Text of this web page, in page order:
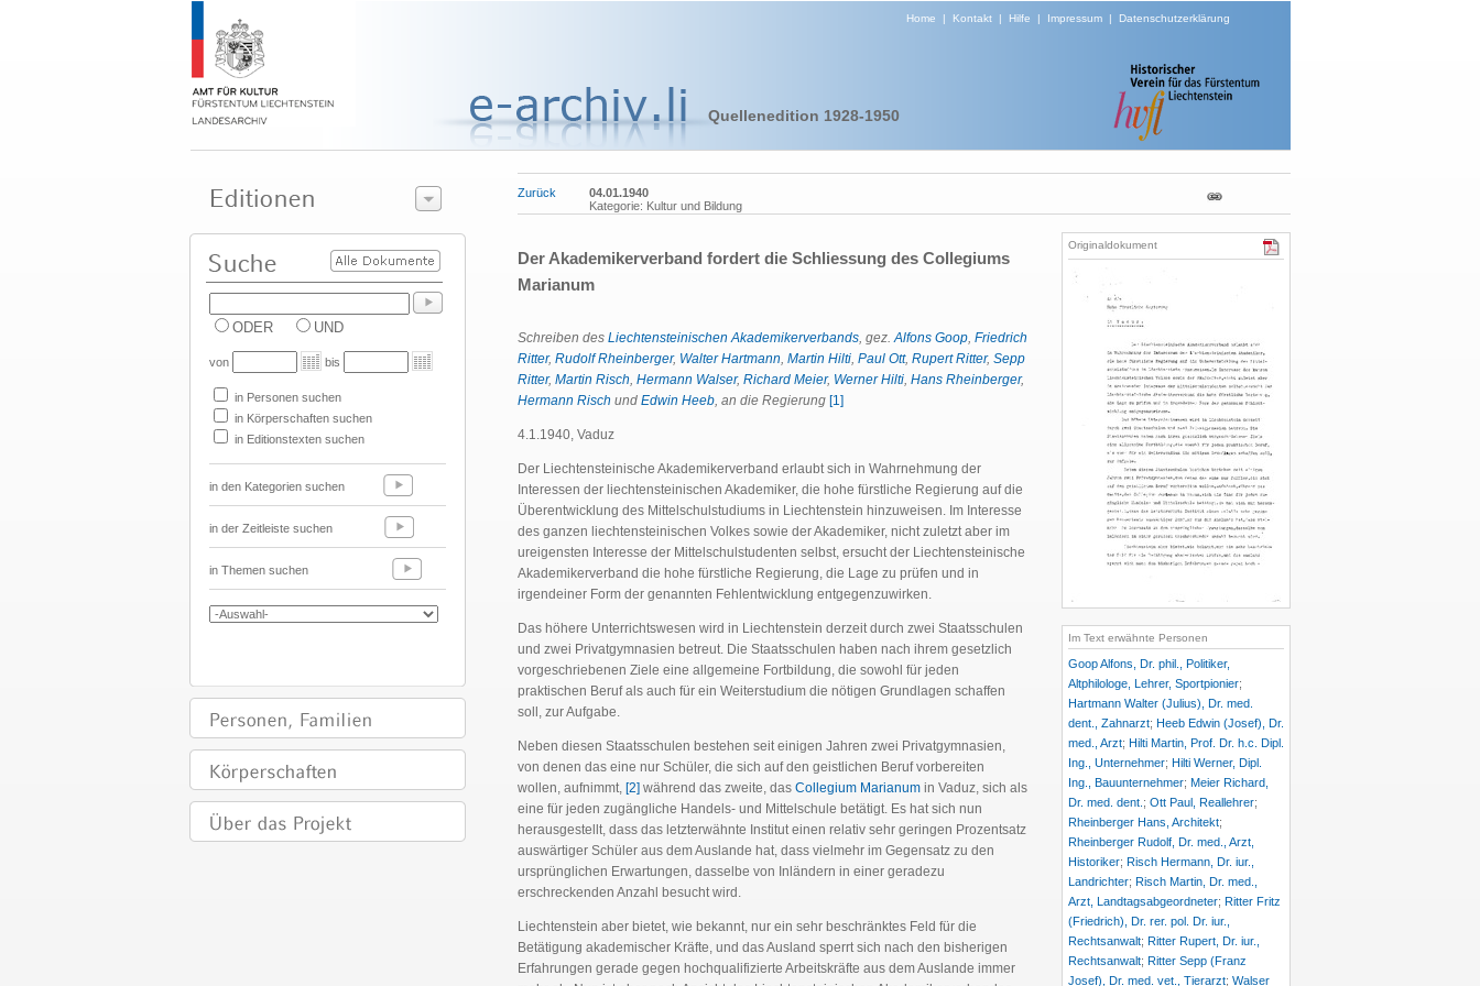
Home | Kontakt| Hilfe | Impressum| Datenschutzerklärung
Quellenedition 1928-1950
ODER UND
von bis
in Personen suchen
in Körperschaften suchen
in Editionstexten suchen
in den Kategorien suchen
in der Zeitleiste suchen
in Themen suchen
Zurück
04.01.1940
Kategorie: Kultur und Bildung
Der Akademikerverband fordert die Schliessung des Collegiums
Marianum
Schreiben des Liechtensteinischen Akademikerverbands, gez.Alfons Goop, Friedrich
Ritter, Rudolf Rheinberger, Walter Hartmann, Martin Hilti, Paul Ott, Rupert Ritter, Sepp
Ritter, Martin Risch, Hermann Walser, Richard Meier, Werner Hilti, Hans Rheinberger,
Hermann Risch und Edwin Heeb, an die Regierung [1]
4.1.1940, Vaduz
Der Liechtensteinische Akademikerverband erlaubt sich in Wahrnehmung der
Interessen der liechtensteinischen Akademiker, die hohe fürstliche Regierung auf die
Überentwicklung des Mittelschulstudiums in Liechtenstein hinzuweisen. Im Interesse
des ganzen liechtensteinischen Volkes sowie der Akademiker, nicht zuletzt aber im
ureigensten Interesse der Mittelschulstudenten selbst, ersucht der Liechtensteinische
Akademikerverband die hohe fürstliche Regierung, die Lage zu prüfen und in
irgendeiner Form der genannten Fehlentwicklung entgegenzuwirken.
Das höhere Unterrichtswesen wird in Liechtenstein derzeit durch zwei Staatsschulen
und zwei Privatgymnasien betreut. Die Staatsschulen haben nach ihrem gesetzlich
vorgeschriebenen Ziele eine allgemeine Fortbildung, die sowohl für jeden
praktischen Beruf als auch für ein Weiterstudium die nötigen Grundlagen schaffen
soll, zur Aufgabe.
Neben diesen Staatsschulen bestehen seit einigen Jahren zwei Privatgymnasien,
von denen das eine nur Schüler, die sich auf den geistlichen Beruf vorbereiten
wollen, aufnimmt, [2] während das zweite, das Collegium Marianum in Vaduz, sich als
eine für jeden zugängliche Handels- und Mittelschule betätigt. Es hat sich nun
herausgestellt, dass das letzterwähnte Institut einen relativ sehr geringen Prozentsatz
auswärtiger Schüler aus dem Auslande hat, dass vielmehr im Gegensatz zu den
ursprünglichen Erwartungen, dasselbe von Inländern in einer geradezu
erschreckenden Anzahl besucht wird.
Liechtenstein aber bietet, wie bekannt, nur ein sehr beschränktes Feld für die
Betätigung akademischer Kräfte, und das Ausland sperrt sich nach den bisherigen
Erfahrungen gerade gegen hochqualifizierte Arbeitskräfte aus dem Auslande immer
Originaldokument
Im Text erwähnte Personen
Goop Alfons, Dr. phil., Politiker,
Altphilologe, Lehrer, Sportpionier;
Hartmann Walter (Julius), Dr. med.
dent., Zahnarzt; Heeb Edwin (Josef), Dr.
med., Arzt; Hilti Martin, Prof. Dr. h.c. Dipl.
Ing., Unternehmer; Hilti Werner, Dipl.
Ing., Bauunternehmer; Meier Richard,
Dr. med. dent. ; Ott Paul, Reallehrer;
Rheinberger Hans, Architekt;
Rheinberger Rudolf, Dr. med., Arzt,
Historiker; Risch Hermann, Dr. iur.,
Landrichter; Risch Martin, Dr. med.,
Arzt, Landtagsabgeordneter; Ritter Fritz
(Friedrich), Dr. rer. pol. Dr. iur.,
Rechtsanwalt; Ritter Rupert, Dr. iur.,
Rechtsanwalt; Ritter Sepp (Franz
Josef), Dr. med. vet., Tierarzt; Walser